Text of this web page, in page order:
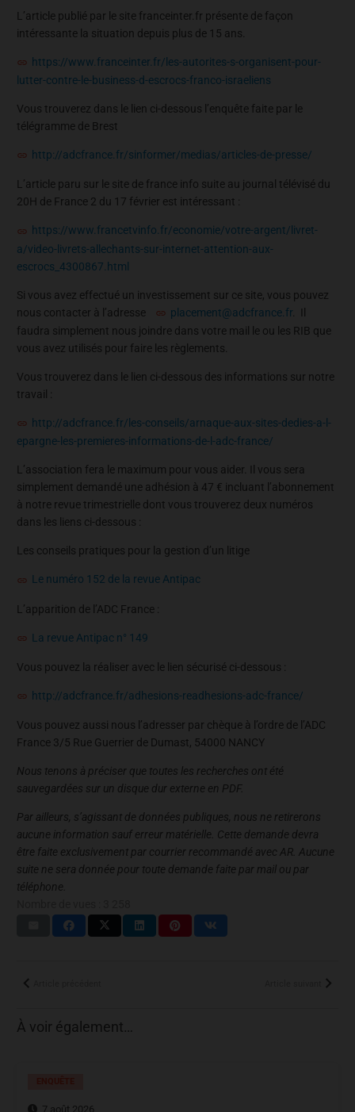
L’article publié par le site franceinter.fr présente de façon
intéressante la situation depuis plus de 15 ans.
https://www.franceinter.fr/les-autorites-s-organisent-pour-
lutter-contre-le-business-d-escrocs-franco-israeliens
Vous trouverez dans le lien ci-dessous l’enquête faite par le
télégramme de Brest
http://adcfrance.fr/sinformer/medias/articles-de-presse/
L’article paru sur le site de france info suite au journal télévisé du
20H de France 2 du 17 février est intéressant :
https://www.francetvinfo.fr/economie/votre-argent/livret-
a/video-livrets-allechants-sur-internet-attention-aux-
escrocs_4300867.html
Si vous avez effectué un investissement sur ce site, vous pouvez
nous contacter à l’adresse
placement@adcfrance.fr
faudra simplement nous joindre dans votre mail le ou les RIB que
vous avez utilisés pour faire les règlements.
Vous trouverez dans le lien ci-dessous des informations sur notre
travail :
http://adcfrance.fr/les-conseils/arnaque-aux-sites-dedies-a-l-
epargne-les-premieres-informations-de-l-adc-france/
L’association fera le maximum pour vous aider. Il vous sera
simplement demandé une adhésion à 47 € incluant l’abonnement
à notre revue trimestrielle dont vous trouverez deux numéros
dans les liens ci-dessous :
Les conseils pratiques pour la gestion d’un litige
Le numéro 152 de la revue Antipac
L’apparition de l’ADC France :
La revue Antipac n° 149
Vous pouvez la réaliser avec le lien sécurisé ci-dessous :
http://adcfrance.fr/adhesions-readhesions-adc-france/
Vous pouvez aussi nous l’adresser par chèque à l’ordre de l’ADC
France 3/5 Rue Guerrier de Dumast, 54000 NANCY
Nous tenons à préciser que toutes les recherches ont été
sauvegardées sur un disque dur externe en PDF.
Par ailleurs, s’agissant de données publiques, nous ne retirerons
aucune information sauf erreur matérielle. Cette demande devra
être faite exclusivement par courrier recommandé avec AR. Aucune
suite ne sera donnée pour toute demande faite par mail ou par
téléphone.
À voir également…
7 août 2026